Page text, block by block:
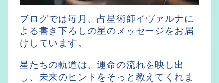
ブログでは毎月、占星術師イヴァルナに
よる書き下ろしの星のメッセージをお届
けしています。
星たちの軌道は、運命の流れを映し出
し、未来のヒントをそっと教えてくれま